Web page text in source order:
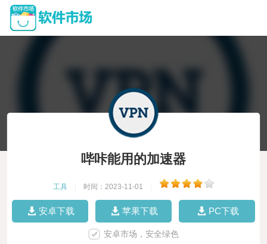
哔咔能用的加速器
工具 时间：2023-11-01
安卓下载 苹果下载 PC下载
安卓市场，安全绿色